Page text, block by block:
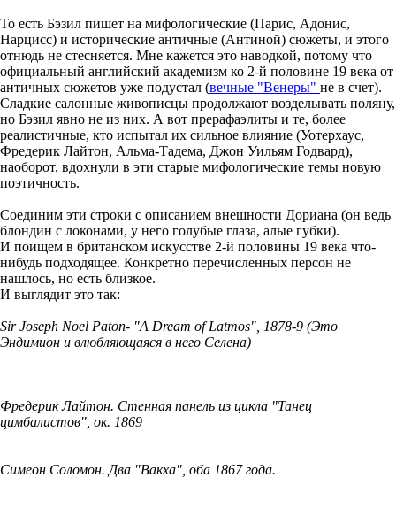
То есть Бэзил пишет на мифологические (Парис, Адонис,
Нарцисс) и исторические античные (Антиной) сюжеты, и этого
отнюдь не стесняется. Мне кажется это наводкой, потому что
официальный английский академизм ко 2-й половине 19 века от
античных сюжетов уже подустал (вечные "Венеры" не в счет).
Сладкие салонные живописцы продолжают возделывать поляну,
но Бэзил явно не из них. А вот прерафаэлиты и те, более
реалистичные, кто испытал их сильное влияние (Уотерхаус,
Фредерик Лайтон, Альма-Тадема, Джон Уильям Годвард),
наоборот, вдохнули в эти старые мифологические темы новую
поэтичность.
Соединим эти строки с описанием внешности Дориана (он ведь
блондин с локонами, у него голубые глаза, алые губки).
И поищем в британском искусстве 2-й половины 19 века что-
нибудь подходящее. Конкретно перечисленных персон не
нашлось, но есть близкое.
И выглядит это так:
Sir Joseph Noel Paton- "A Dream of Latmos", 1878-9 (Это
Эндимион и влюбляющаяся в него Селена)
Фредерик Лайтон. Стенная панель из цикла "Танец
цимбалистов", ок. 1869
Симеон Соломон. Два "Вакха", оба 1867 года.